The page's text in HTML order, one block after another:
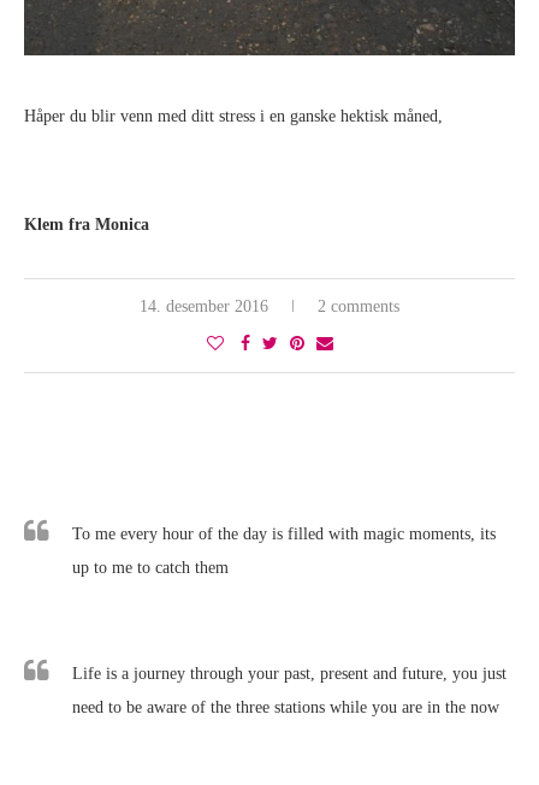
Håper du blir venn med ditt stress i en ganske hektisk måned,
Klem fra Monica
14. desember 2016 2 comments
To me every hour of the day is filled with magic moments, its
up to me to catch them
Life is a journey through your past, present and future, you just
need to be aware of the three stations while you are in the now